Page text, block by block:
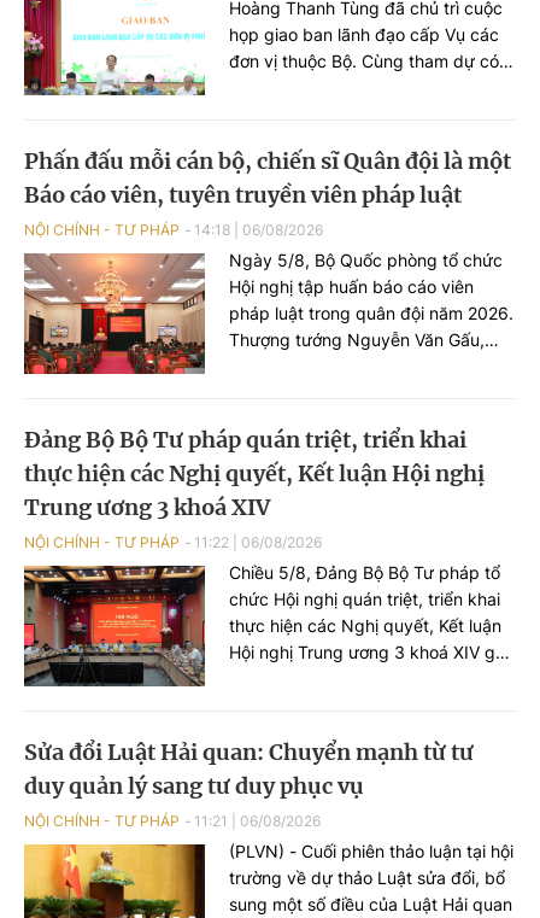
Hoàng Thanh Tùng đã chủ trì cuộc
họp giao ban lãnh đạo cấp Vụ các
đơn vị thuộc Bộ. Cùng tham dự có
Phấn đấu mỗi cán bộ, chiến sĩ Quân đội là một
Báo cáo viên, tuyên truyền viên pháp luật
NỘI CHÍNH - TƯ PHÁP 14:18 06/08/2026
Ngày 5/8, Bộ Quốc phòng tổ chức
Hội nghị tập huấn báo cáo viên
pháp luật trong quân đội năm 2026.
Thượng tướng Nguyễn Văn Gấu,
Đảng Bộ Bộ Tư pháp quán triệt, triển khai
thực hiện các Nghị quyết, Kết luận Hội nghị
Trung ương 3 khoá XIV
NỘI CHÍNH - TƯ PHÁP 11:22 06/08/2026
Chiều 5/8, Đảng Bộ Bộ Tư pháp tổ
chức Hội nghị quán triệt, triển khai
thực hiện các Nghị quyết, Kết luận
Hội nghị Trung ương 3 khoá XIV gắn
Sửa đổi Luật Hải quan: Chuyển mạnh từ tư
duy quản lý sang tư duy phục vụ
NỘI CHÍNH - TƯ PHÁP 11:21 06/08/2026
(PLVN) - Cuối phiên thảo luận tại hội
trường về dự thảo Luật sửa đổi, bổ
sung một số điều của Luật Hải quan